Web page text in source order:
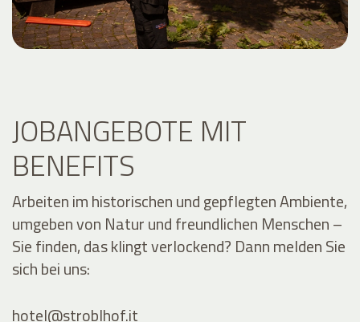
JOBANGEBOTE MIT
BENEFITS
Arbeiten im historischen und gepflegten Ambiente,
umgeben von Natur und freundlichen Menschen –
Sie finden, das klingt verlockend? Dann melden Sie
sich bei uns:
hotel@stroblhof.it